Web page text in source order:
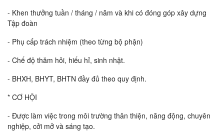
- Khen thưởng tuần / tháng / năm và khi có đóng góp xây dựng
Tập đoàn
- Phụ cấp trách nhiệm (theo từng bộ phận)
- Chế độ thăm hỏi, hiếu hỉ, sinh nhật.
- BHXH, BHYT, BHTN đầy đủ theo quy định.
* CƠ HỘI
- Được làm việc trong môi trường thân thiện, năng động, chuyên
nghiệp, cởi mở và sáng tạo.